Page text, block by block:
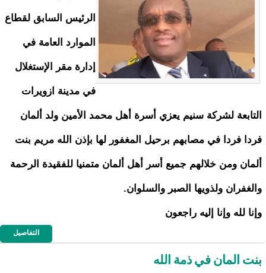
الرئيس السابق لقطاع
الموارد العامة في
إدارة مقر الإستغلال
في مدينة ازويرات
التابعة لشركة سنيم يعزي أسرة أهل محمد الأمين ولد ألمان
فردا فردا في مصابهم برحيل المغفور لها بإذن الله مريم بنت
ألمان ومن خلالهم جميع أسر أهل ألمان متمنيا للفقيدة الرحمة
والغفران ولذويها الصبر والسلوان.
وإنا لله وإنا إليه راجعون
التفاصيل
بنت المان في ذمة الله